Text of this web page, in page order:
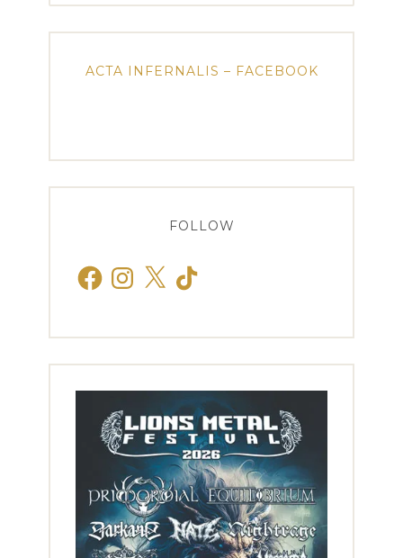
ACTA INFERNALIS – FACEBOOK
FOLLOW
FacebookInstagram
X TikTok